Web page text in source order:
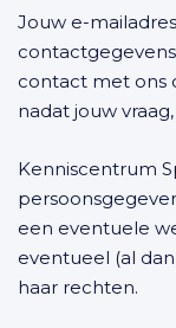
Jouw e-
contact met ons
nadat jouw
Kenniscentrum
een eventuele
eventueel (al
haar rechten.